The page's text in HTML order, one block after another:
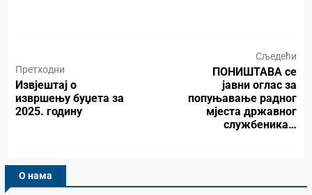
Претходни
Извјештај о
извршењу буџета за
2025. годину
Сљедећи
ПОНИШТАВА се
јавни оглас за
попуњавање радног
мјеста државног
службеника…
О нама